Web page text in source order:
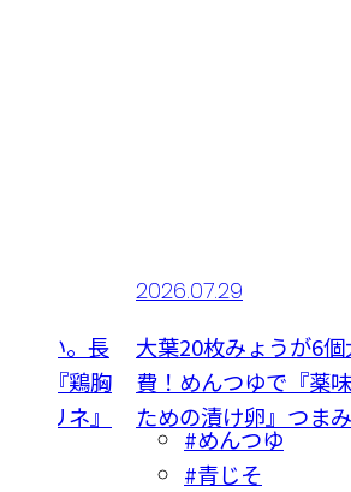
たい。長
立『鶏胸
マリネ』
2026.07.29
大葉20枚みょうが6
費！めんつゆで『薬
ための漬け卵』つま
#めんつゆ
#青じそ